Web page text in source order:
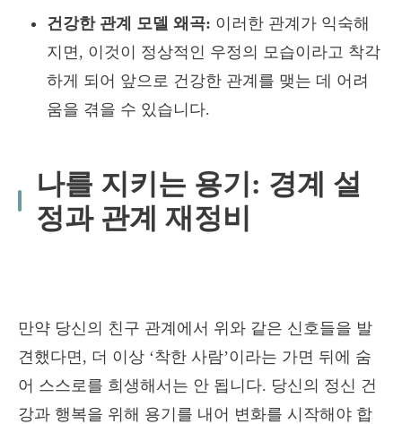
건강한 관계 모델 왜곡: 이러한 관계가 익숙해
지면, 이것이 정상적인 우정의 모습이라고 착각
하게 되어 앞으로 건강한 관계를 맺는 데 어려
움을 겪을 수 있습니다.
나를 지키는 용기: 경계 설
정과 관계 재정비
만약 당신의 친구 관계에서 위와 같은 신호들을 발
견했다면, 더 이상 ‘착한 사람’이라는 가면 뒤에 숨
어 스스로를 희생해서는 안 됩니다. 당신의 정신 건
강과 행복을 위해 용기를 내어 변화를 시작해야 합